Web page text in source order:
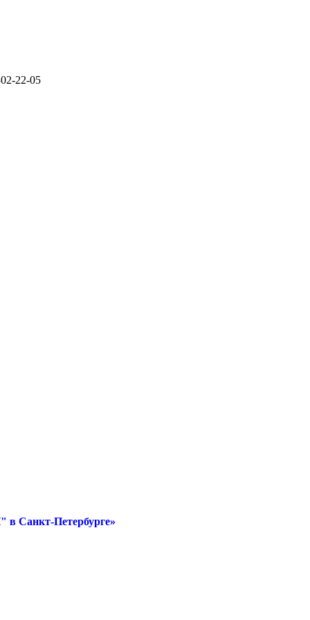
22-05
в Санкт-Петербурге»